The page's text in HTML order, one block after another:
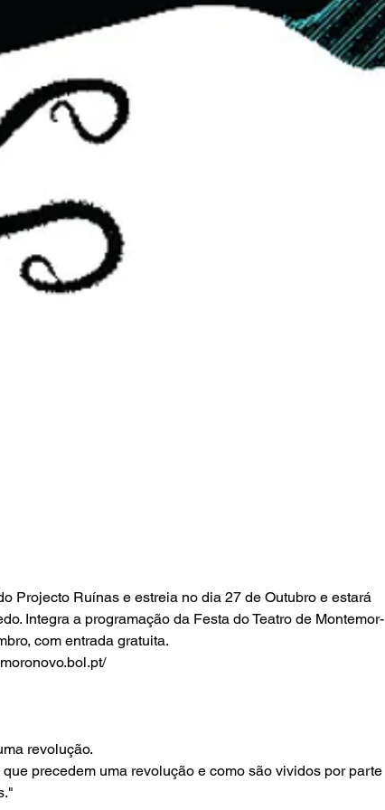
Projecto Ruínas e estreia no dia 27 de Outubro e estará
Integra a programação da Festa do Teatro de Montemor-
com entrada gratuita.
revolução.
precedem uma revolução e como são vividos por parte